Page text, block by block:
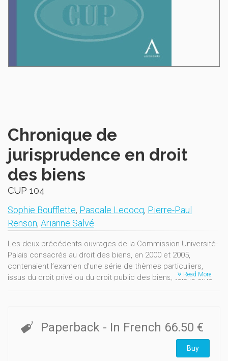
Chronique de
jurisprudence en droit
des biens
CUP 104
Sophie Boufflette, Pascale Lecocq, Pierre-Paul
Renson, Arianne Salvé
Les deux précédents ouvrages de la Commission Université-
Palais consacrés au droit des biens, en 2000 et 2005,
contenaient l’examen d’une série de thèmes particuliers,
issus du droit privé ou du droit public des biens, tels le time-
celle-ci.
Le temps d’une traditionnelle chronique de jurisprudence est
revenu. En arrêtant la recension des décisions publiées au
mois de juin 2008, la moisson est naturellement importante, le
Read More
Paperback - In French 66.50 €
Buy